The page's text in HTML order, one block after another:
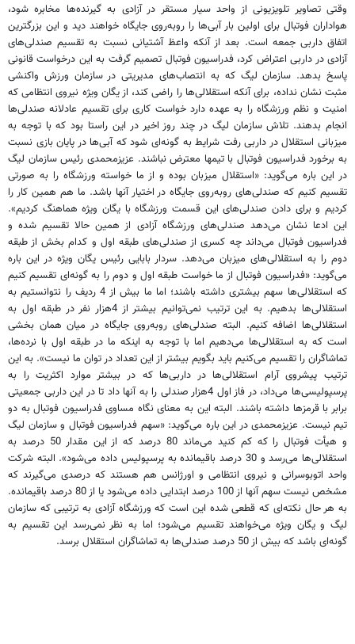
وقتی تصاویر تلویزیونی از واحد سیار مستقر در آزادی به گیرنده‌ها مخابره شود،
هواداران فوتبال برای اولین بار آبی‌ها را روبه‌روی جایگاه خواهند دید و این بزرگترین
اتفاق داربی جمعه است. بعد از آنکه واعظ آشتیانی نسبت به تقسیم صندلی‌های
آزادی در داربی اعتراض کرد، فدراسیون فوتبال تصمیم گرفت به این درخواست قانونی
پاسخ بدهد. سازمان لیگ که به انتصاب‌های مدیریتی در سازمان ورزش واکنشی
مثبت نشان نداده، برای آنکه استقلالی‌ها را راضی کند، از یگان ویژه نیروی انتظامی که
امنیت و نظم ورزشگاه را به عهده دارد خواست کاری برای تقسیم عادلانه صندلی‌ها
انجام بدهند. تلاش سازمان لیگ در چند روز اخیر در این راستا بود که با توجه به
میزبانی استقلال در داربی رفت شرایط به گونه‌ای شود که آبی‌ها در پایان بازی نسبت
به برخورد فدراسیون فوتبال با تیمها معترض نباشند. عزیزمحمدی رئیس سازمان لیگ
در این باره می‌گوید: «استقلال میزبان بوده و از ما خواسته ورزشگاه را به صورتی
تقسیم کنیم که صندلی‌های روبه‌روی جایگاه در اختیار آنها باشد. ما هم همین کار را
کردیم و برای دادن صندلی‌های این قسمت ورزشگاه با یگان ویژه هماهنگ کردیم».
این ادعا نشان می‌دهد صندلی‌های ورزشگاه آزادی از همین حالا تقسیم شده و
فدراسیون فوتبال می‌داند چه کسری از صندلی‌‌های طبقه اول و کدام بخش از طبقه
دوم را به استقلالی‌های میزبان می‌دهد. سردار بابایی رئیس یگان ویژه در این باره
می‌گوید: «فدراسیون فوتبال از ما خواست طبقه اول و دوم را به گونه‌ای تقسیم کنیم
که استقلالی‌ها سهم بیشتری داشته باشند؛ اما ما بیش از 4 ردیف را نتوانستیم به
استقلالی‌‌ها بدهیم. به این ترتیب نمی‌توانیم بیشتر از 4هزار نفر در طبقه اول به
استقلالی‌ها اضافه کنیم. البته صندلی‌های روبه‌روی جایگاه در میان همان بخشی
است که به استقلالی‌ها می‌دهیم اما با توجه به اینکه ما در طبقه اول با نرده‌ها،
تماشاگران را تقسیم می‌کنیم باید بگویم بیشتر از این تعداد در توان ما نیست». به این
ترتیب پیشروی آرام استقلالی‌ها در داربی‌ها که در بیشتر موارد اکثریت را به
پرسپولیسی‌ها می‌داد، در فاز اول 4هزار صندلی را به آنها داد تا در این داربی جمعیتی
برابر با قرمزها داشته باشند. البته این به معنای نگاه مساوی فدراسیون فوتبال به دو
تیم نیست. عزیزمحمدی در این باره می‌گوید: «سهم فدراسیون فوتبال و سازمان لیگ
و هیأت فوتبال را که کم کنید می‌ماند 80 درصد که از این مقدار 50 درصد به
استقلالی‌ها می‌‌رسد و 30 درصد باقیمانده به پرسپولیس داده می‌شود». البته شرکت
واحد اتوبوسرانی و نیروی انتظامی و اورژانس هم هستند که درصدی می‌گیرند که
مشخص نیست سهم آنها از 100 درصد ابتدایی داده می‌شود یا از 80 درصد باقیمانده.
به هر حال نکته‌ای که قطعی شده این است که ورزشگاه آزادی به ترتیبی که سازمان
لیگ و یگان ویژه می‌خواهند تقسیم می‌شود؛ اما به نظر نمی‌رسد این تقسیم به
گونه‌ای باشد که بیش از 50 درصد صندلی‌ها به تماشاگران استقلال برسد.